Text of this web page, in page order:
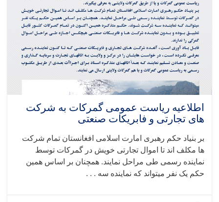
اطلاعیه ریاست عمومی گمرکات به شرکت
های تجارتی و فابریکات صنعتی
بر بنیاد حکم رهبری امارت اسلامی افغانستان تمام شرکت
ها مکلف اند تا اموال تجارتی خویش در گمرکات توسط
نماینده رسمی طی مراحل نمایند. همچنان بر اساس همین
حکم یک نفر میتواند که نماینده سه . . .